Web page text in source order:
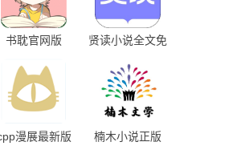
书耽官网版
贤读小说全文免
漫展最新版
楠木小说正版